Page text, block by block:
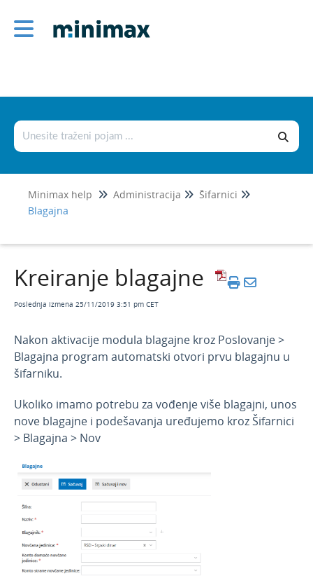
Minimax help Administracija
Šifarnici
Blagajna
Šifarnici
Stranke
Radnici
Cenovnici
Kontni okvir
Kamatne stope
Kursevi
Lokacije
Prilivi i odlivi
Skladišta
Nazivi kontakata
Blagajna
Podešavanje štampe i numerisanje
dokumenata
Podešavanje organizacije
Novosti u programu
Kreiranje blagajne
Poslednja izmena 25/11/2019 3:51 pm CET
Nakon aktivacije modula blagajne kroz Poslovanje >
Blagajna program automatski otvori prvu blagajnu u
šifarniku.
Ukoliko imamo potrebu za vođenje više blagajni, unos
nove blagajne i podešavanja uređujemo kroz Šifarnici
> Blagajna > Nov